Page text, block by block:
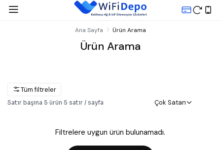
Ana Sayfa Ürün Arama
Ürün Arama
Tüm filtreler
Satır başına 5 ürün·5 satır / sayfa Çok Satan
Filtrelere uygun ürün bulunamadı.